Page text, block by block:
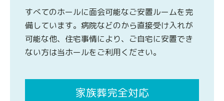
すべてのホールに面会可能なご安置ルームを完
備しています。病院などのから直接受け入れが
可能な他、住宅事情により、ご自宅に安置でき
ない方は当ホールをご利用ください。
家族葬完全対応